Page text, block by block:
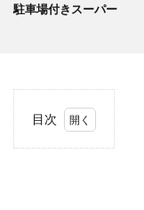
駐車場付きスーパー
目次